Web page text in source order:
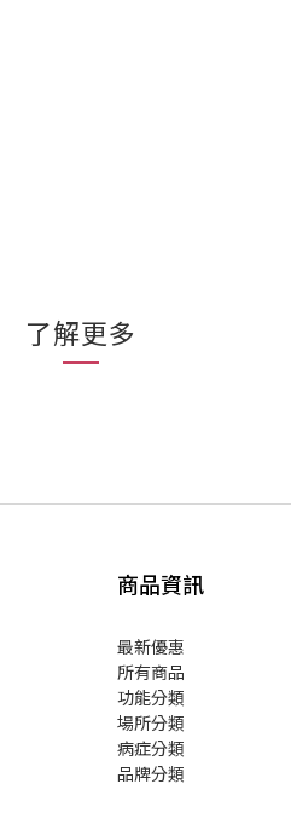
了解更多
商品資訊
最新優惠
所有商品
功能分類
場所分類
病症分類
品牌分類